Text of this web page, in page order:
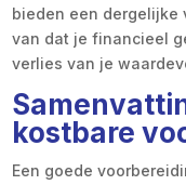
bieden een dergelijke
van dat je financieel
verlies van je
kostbare
Een goede